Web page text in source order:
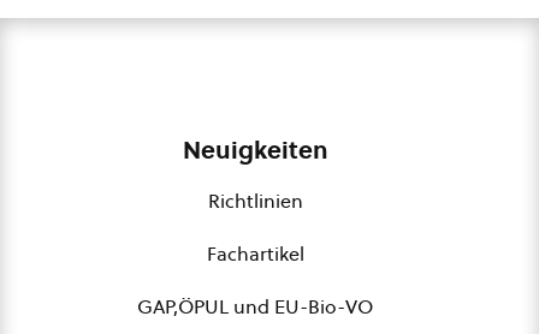
Neuigkeiten
Richtlinien
Fachartikel
GAP,ÖPUL und EU-Bio-VO